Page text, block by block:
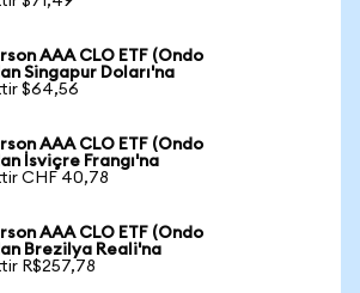
AAA CLO ETF (Ondo
Singapur Doları'na
$64,56
AAA CLO ETF (Ondo
İsviçre Frangı'na
CHF 40,78
AAA CLO ETF (Ondo
Brezilya Reali'na
R$257,78